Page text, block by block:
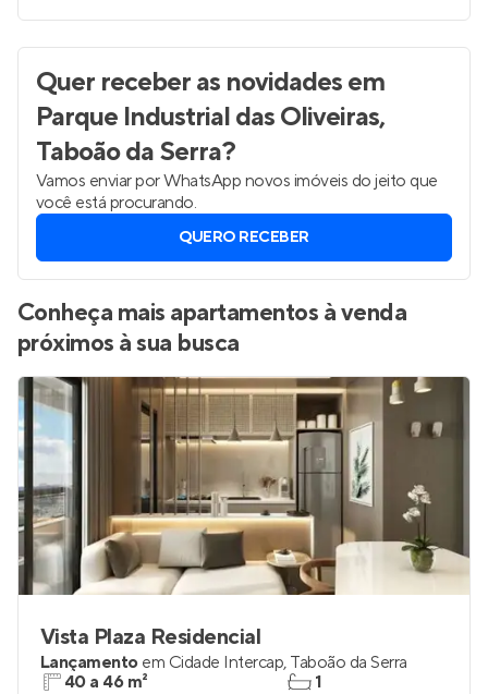
Quer receber as novidadesem
Parque Industrial das Oliveiras,
Taboão da Serra?
Vamos enviar por WhatsApp novos imóveis do jeito que
você está procurando.
QUERO RECEBER
Conheça mais apartamentos à venda
próximos à sua busca
Vista Plaza Residencial
Lançamento em Cidade Intercap, Taboão da Serra
40 a 46 m²
1